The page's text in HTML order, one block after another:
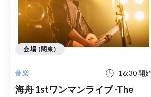
音楽 16:30 開
海舟 1stワンマンライブ -The
会場 (関東)